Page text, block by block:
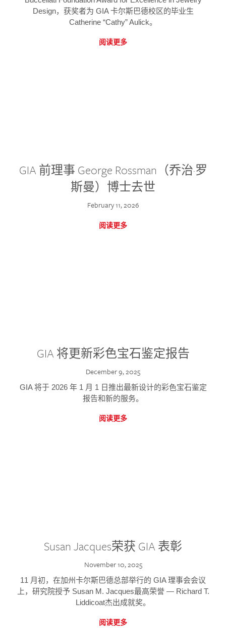
Design，获奖者为 GIA 卡尔斯巴德校区的毕业生
Catherine “Cathy” Aulick。
阅读更多
GIA 前理事 George Rossman（乔治·罗
斯曼）博士去世
February 11, 2026
阅读更多
GIA 将更新彩色宝石鉴定报告
December 9, 2025
GIA 将于 2026 年 1 月 1 日推出最新设计的彩色宝石鉴定
报告和新的服务。
阅读更多
Susan Jacques荣获 GIA 表彰
November 10, 2025
11 月初，在加州卡尔斯巴德总部举行的 GIA 理事会会议
上，研究院授予 Susan M. Jacques最高荣誉 — Richard T.
Liddicoat杰出成就奖。
阅读更多